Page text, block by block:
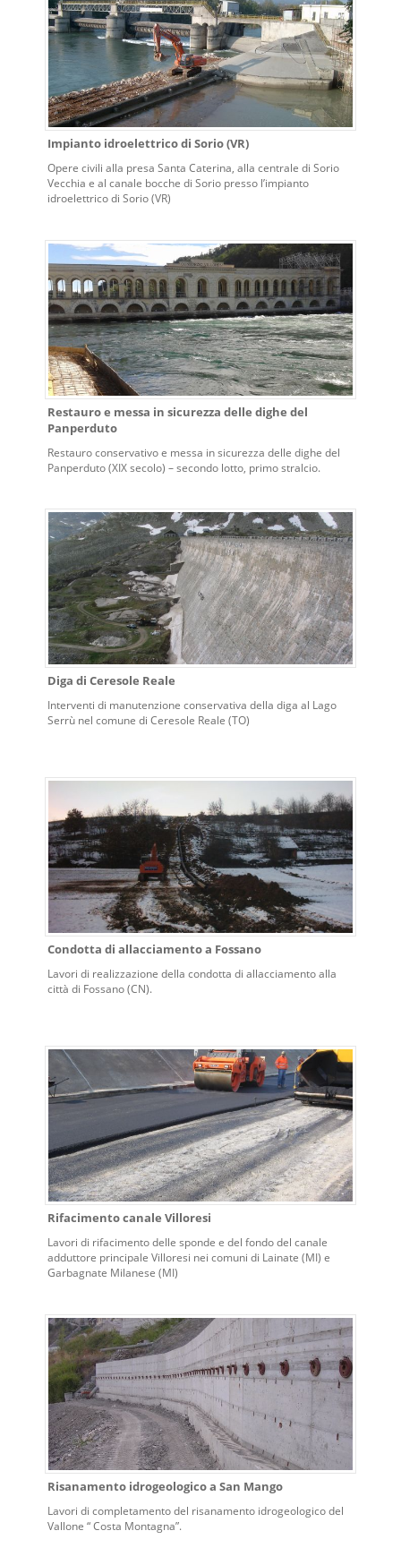
Impianto idroelettrico di Sorio (VR)
Opere civili alla presa Santa Caterina, alla centrale di Sorio
Vecchia e al canale bocche di Sorio presso l’impianto
idroelettrico di Sorio (VR)
Restauro e messa in sicurezza delle dighe del
Panperduto
Restauro conservativo e messa in sicurezza delle dighe del
Panperduto (XIX secolo) – secondo lotto, primo stralcio.
Diga di Ceresole Reale
Interventi di manutenzione conservativa della diga al Lago
Serrù nel comune di Ceresole Reale (TO)
Condotta di allacciamento a Fossano
Lavori di realizzazione della condotta di allacciamento alla
città di Fossano (CN).
Rifacimento canale Villoresi
Lavori di rifacimento delle sponde e del fondo del canale
adduttore principale Villoresi nei comuni di Lainate (MI) e
Garbagnate Milanese (MI)
Risanamento idrogeologico a San Mango
Lavori di completamento del risanamento idrogeologico del
Vallone “ Costa Montagna”.